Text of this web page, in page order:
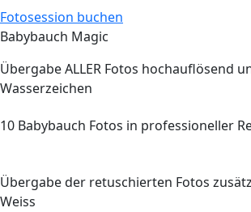
Fotosession buchen
Babybauch Magic
ÜbergabeALLER Fotos hochauflösend
Wasserzeichen
10 Babybauch Fotos in professioneller
Übergabe der retuschierten Fotos
Weiss